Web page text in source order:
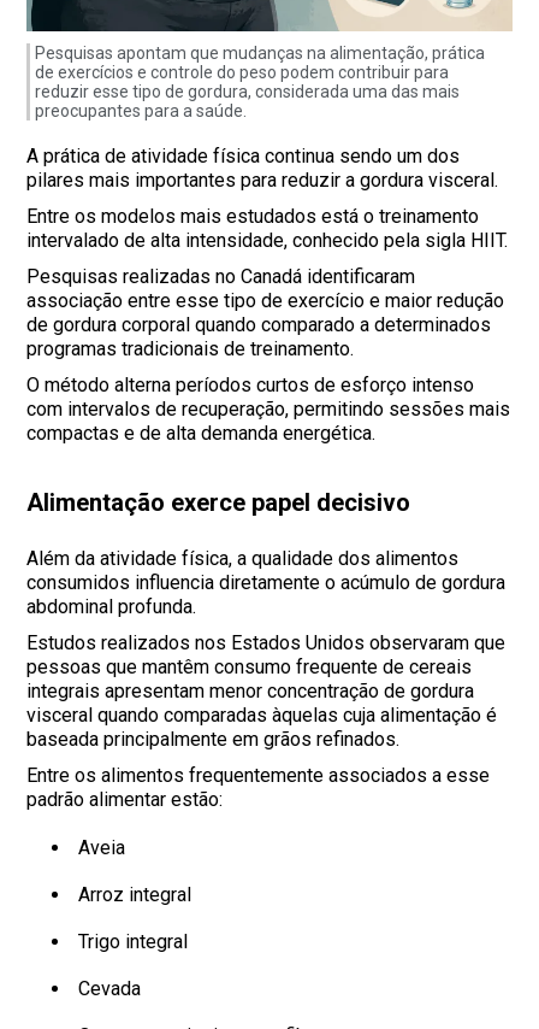
Pesquisas apontam que mudanças na alimentação, prática
de exercícios e controle do peso podem contribuir para
reduzir esse tipo de gordura, considerada uma das mais
preocupantes para a saúde.
A prática de atividade física continua sendo um dos
pilares mais importantes para reduzir a gordura visceral.
Entre os modelos mais estudados está o treinamento
intervalado de alta intensidade, conhecido pela sigla HIIT.
Pesquisas realizadas no Canadá identificaram
associação entre esse tipo de exercício e maior redução
de gordura corporal quando comparado a determinados
programas tradicionais de treinamento.
O método alterna períodos curtos de esforço intenso
com intervalos de recuperação, permitindo sessões mais
compactas e de alta demanda energética.
Alimentação exerce papel decisivo
Além da atividade física, a qualidade dos alimentos
consumidos influencia diretamente o acúmulo de gordura
abdominal profunda.
Estudos realizados nos Estados Unidos observaram que
pessoas que mantêm consumo frequente de cereais
integrais apresentam menor concentração de gordura
visceral quando comparadas àquelas cuja alimentação é
baseada principalmente em grãos refinados.
Entre os alimentos frequentemente associados a esse
padrão alimentar estão:
Aveia
Arroz integral
Trigo integral
Cevada